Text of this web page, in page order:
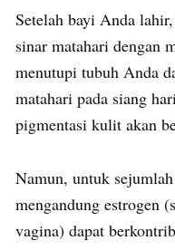
Setelah bayi Anda
sinar matahari dengan
menutupi tubuh Anda
matahari pada siang
pigmentasi kulit akan
Namun, untuk
mengandung estrogen
vagina) dapat